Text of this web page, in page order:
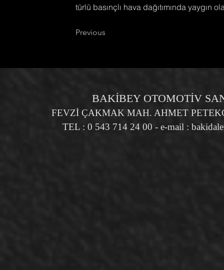
türlü basınçlı hava dağıtımında yaygın
Previous
BAKİBEY OTOMOTİV
FEVZİ ÇAKMAK MAH. AHMET
TEL : 0 543 714 24 00 - e-mail :